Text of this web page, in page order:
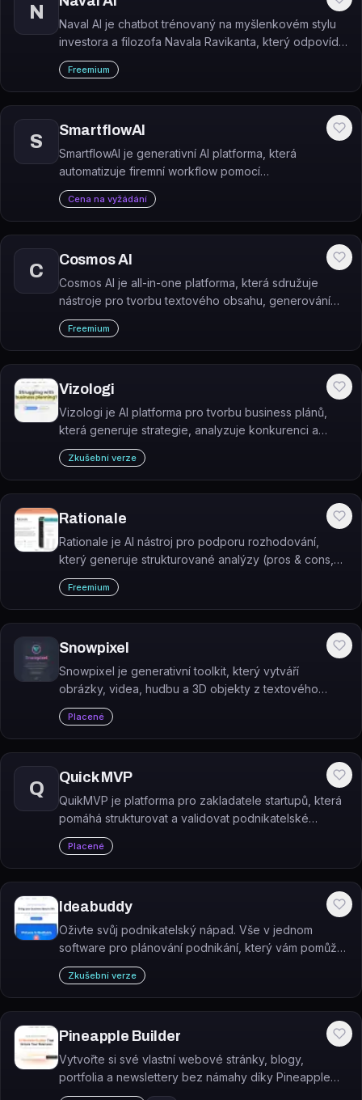
N
Naval AI je chatbot trénovaný na myšlenkovém stylu
investora a filozofa Navala Ravikanta, který odpovídá
na otázky o startupech, investicích a osobním rozvoji.
Freemium
S
SmartflowAI
SmartflowAI je generativní AI platforma, která
automatizuje firemní workflow pomocí
předpřipravených 'intelligent flows' kombinujících AI
modely, algoritmy a datová API.
Cena na vyžádání
C
Cosmos AI
Cosmos AI je all-in-one platforma, která sdružuje
nástroje pro tvorbu textového obsahu, generování
obrázků, AI chatboty, přepis audia a asistenci při
programování.
Freemium
Vizologi
Vizologi je AI platforma pro tvorbu business plánů,
která generuje strategie, analyzuje konkurenci a
vizualizuje obchodní modely během minut.
Zkušební verze
Rationale
Rationale je AI nástroj pro podporu rozhodování,
který generuje strukturované analýzy (pros & cons,
SWOT, cost-benefit) na základě zadaného
rozhodnutí.
Freemium
Snowpixel
Snowpixel je generativní toolkit, který vytváří
obrázky, videa, hudbu a 3D objekty z textového
popisu nebo obrázků.
Placené
Q
Quick MVP
QuikMVP je platforma pro zakladatele startupů, která
pomáhá strukturovat a validovat podnikatelské
nápady pomocí Business Model Canvas, SWOT
analýzy a AI-asistovaného generování business
modelů.
Placené
Ideabuddy
Oživte svůj podnikatelský nápad. Vše v jednom
software pro plánování podnikání, který vám pomůže
proměnit vaši skvělou myšlenku v úspěšný podnik.
Zkušební verze
Pineapple Builder
Vytvořte si své vlastní webové stránky, blogy,
portfolia a newslettery bez námahy díky Pineapple
Builderu - jednoduchému nástroji umělé inteligence